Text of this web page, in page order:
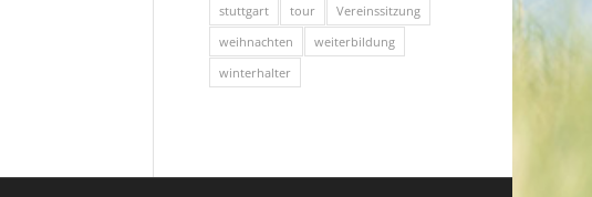
stuttgart
tour
Vereinssitzung
weihnachten
weiterbildung
winterhalter